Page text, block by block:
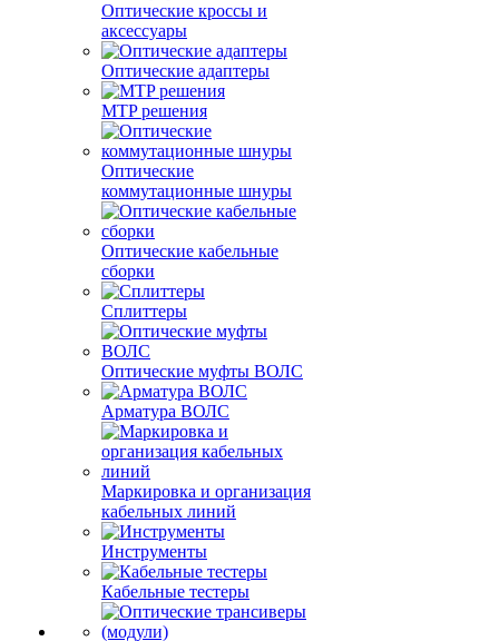
Оптические кроссы и
аксессуары
Оптические адаптеры
MTP решения
Оптические
коммутационные шнуры
Оптические кабельные
сборки
Сплиттеры
Оптические муфты ВОЛС
Арматура ВОЛС
Маркировка и организация
кабельных линий
Инструменты
Кабельные тестеры